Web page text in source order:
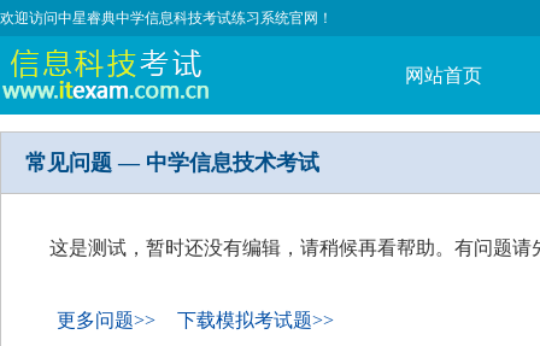
欢迎访问中星睿典中学信息科技考试练习系统官网！
网站首页
常见问题 — 中学信息技术考试
这是测试，暂时还没有编辑，请稍候再看帮助。有问题
更多问题>> 下载模拟考试题>>